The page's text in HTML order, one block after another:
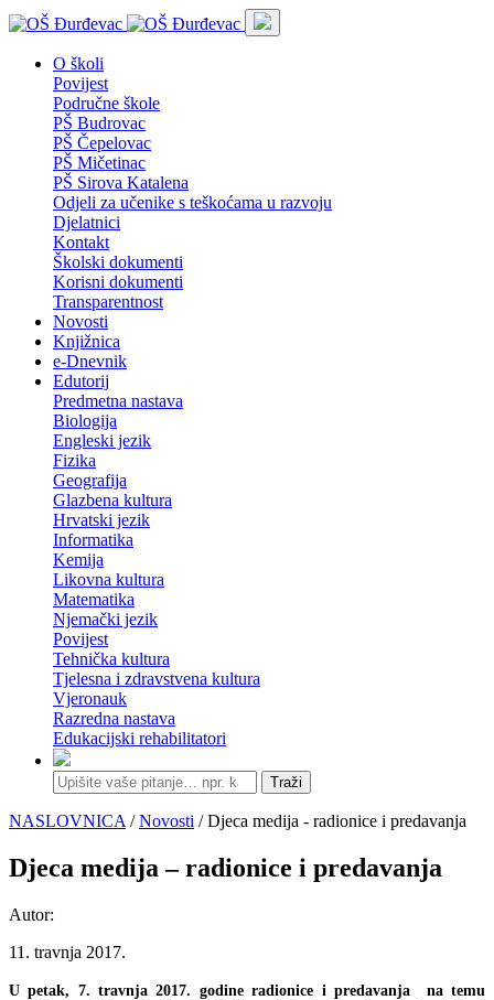
O školi
Povijest
Područne škole
PŠ Budrovac
PŠ Čepelovac
PŠ Mičetinac
PŠ Sirova Katalena
Odjeli za učenike s teškoćama u razvoju
Djelatnici
Kontakt
Školski dokumenti
Korisni dokumenti
Transparentnost
Novosti
Knjižnica
e-Dnevnik
Edutorij
Predmetna nastava
Biologija
Engleski jezik
Fizika
Geografija
Glazbena kultura
Hrvatski jezik
Informatika
Kemija
Likovna kultura
Matematika
Njemački jezik
Povijest
Tehnička kultura
Tjelesna i zdravstvena kultura
Vjeronauk
Razredna nastava
Edukacijski rehabilitatori
Traži
NASLOVNICA /Novosti / Djeca medija - radionice i predavanja
Djeca medija – radionice i predavanja
Autor:
11. travnja 2017.
U petak, 7. travnja 2017. godine radionice i predavanja na temu